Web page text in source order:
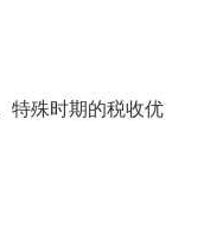
特殊时期的税收优